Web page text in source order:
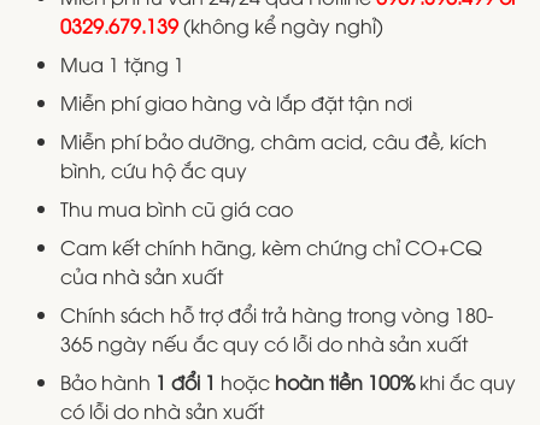
0329.679.139(không kể ngày nghỉ)
Mua 1 tặng 1
Miễn phí giao hàng và lắp đặt tận nơi
Miễn phí bảo dưỡng, châm acid, câu đề, kích
bình, cứu hộ ắc quy
Thu mua bình cũ giá cao
Cam kết chính hãng, kèm chứng chỉ CO+CQ
của nhà sản xuất
Chính sách hỗ trợ đổi trả hàng trong vòng 180-
365 ngày nếu ắc quy có lỗi do nhà sản xuất
Bảo hành 1 đổi 1 hoặc hoàn tiền 100%khi ắc quy
có lỗi do nhà sản xuất